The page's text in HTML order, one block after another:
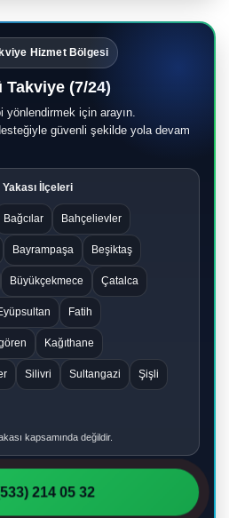
Hizmet Bölgesi
Takviye (7/24)
yönlendirmek için arayın.
güvenli şekilde yola devam
İlçeleri
Bağcılar Bahçelievler
Bayrampaşa Beşiktaş
Büyükçekmece Çatalca
Fatih
Kağıthane
Silivri Sultangazi Şişli
kapsamında değildir.
214 05 32